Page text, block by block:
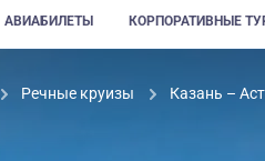
АВИАБИЛЕТЫ КОРПОРАТИВНЫЕ
Речные круизы Казань –